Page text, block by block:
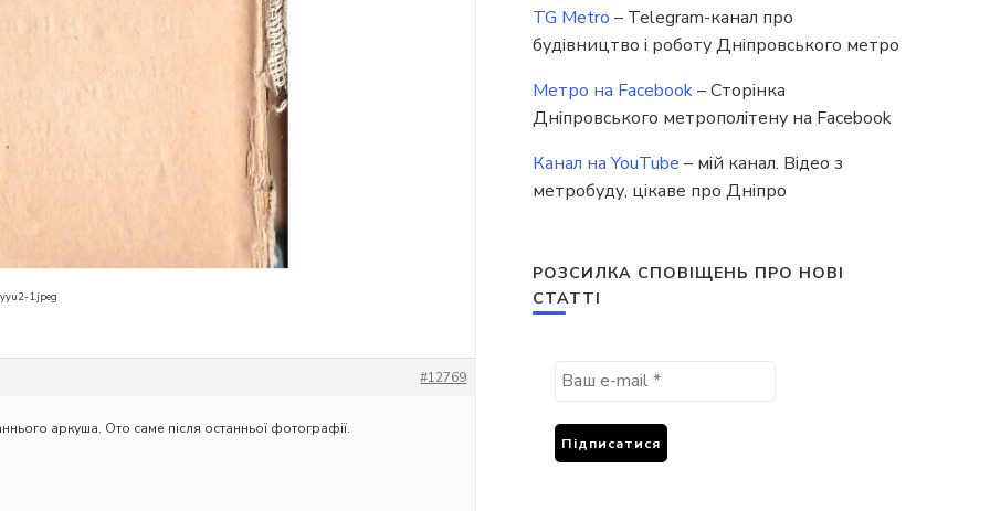
1.jpeg
#12769
аркуша. Ото саме після останньої фотографії.
TG Metro – Telegram-канал про
будівництво і роботу Дніпровського метро
Метро на Facebook– Сторінка
Дніпровського метрополітену на Facebook
Канал на YouTube – мій канал. Відео з
метробуду, цікаве про Дніпро
РОЗСИЛКА СПОВІЩЕНЬ ПРО НОВІ
СТАТТІ